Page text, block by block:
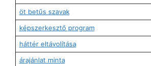
öt betűs szavak
képszerkesztő program
háttér eltávolítása
árajánlat minta